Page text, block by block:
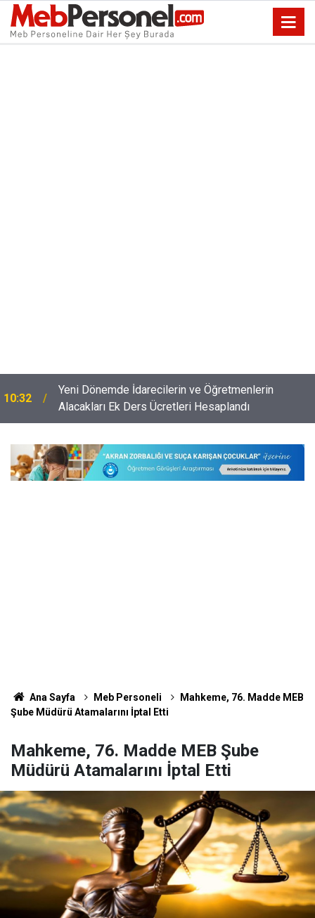
10:32
Yeni Dönemde İdarecilerin ve Öğretmenlerin
Alacakları Ek Ders Ücretleri Hesaplandı
Ana Sayfa Meb Personeli
Mahkeme, 76. Madde MEB
Şube Müdürü Atamalarını İptal Etti
Mahkeme, 76. Madde MEB Şube
Müdürü Atamalarını İptal Etti